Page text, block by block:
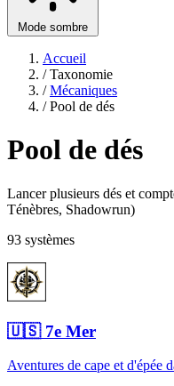
Mode sombre
Accueil
/ Taxonomie
/ Mécaniques
/ Pool de dés
Pool de dés
Lancer plusieurs dés et
Ténèbres, Shadowrun)
93 systèmes
🇺🇸7e Mer
Aventures de cape et d'épée